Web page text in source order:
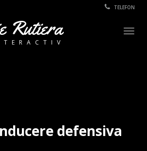
TELEFON
Rutiera
defensiva